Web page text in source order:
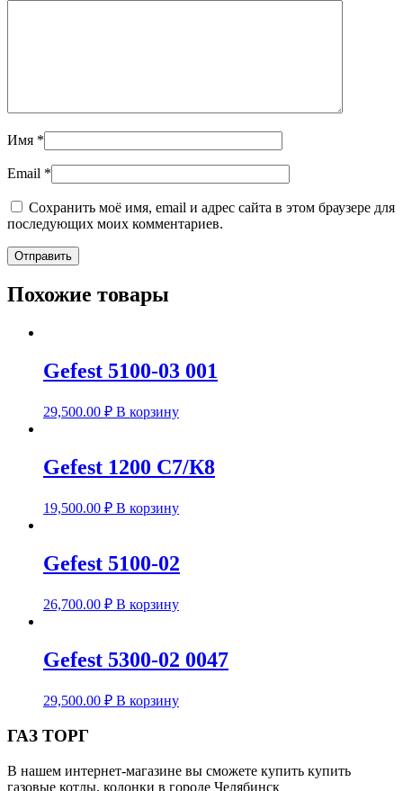
Имя *
Email *
Сохранить моё имя, email и адрес сайта в этом браузере для
последующих моих комментариев.
Похожие товары
Gefest 5100-03 001
29,500.00 ₽ В корзину
Gefest 1200 C7/К8
19,500.00 ₽ В корзину
Gefest 5100-02
26,700.00 ₽ В корзину
Gefest 5300-02 0047
29,500.00 ₽ В корзину
ГАЗ ТОРГ
В нашем интернет-магазине вы сможете купить купить
газовые котлы, колонки в городе Челябинск